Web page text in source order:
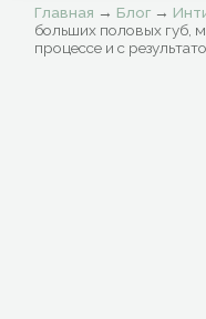
Главная → Блог →
больших половых губ,
процессе и с